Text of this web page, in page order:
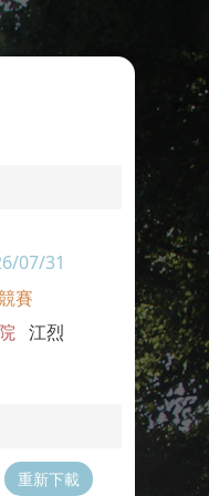
07/31
賽
江烈
重新下載